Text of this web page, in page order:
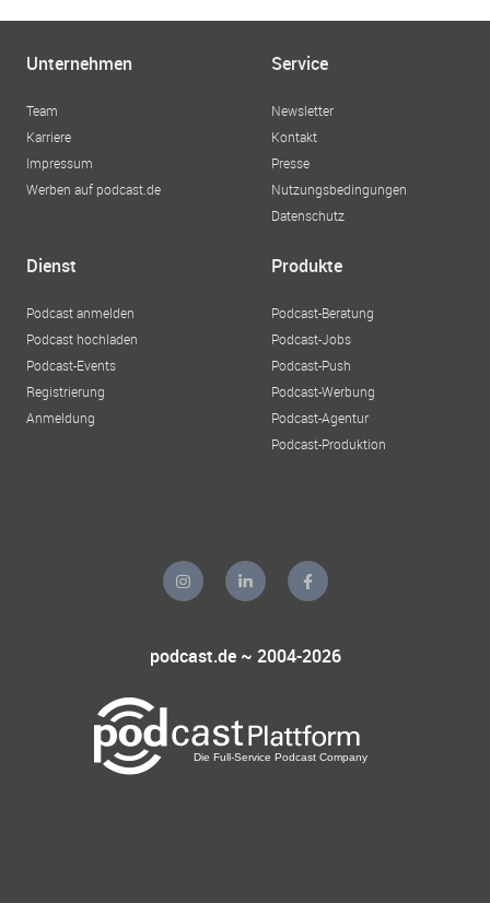
Unternehmen
Team
Karriere
Impressum
Werben auf podcast.de
Service
Newsletter
Kontakt
Presse
Nutzungsbedingungen
Datenschutz
Dienst
Podcast anmelden
Podcast hochladen
Podcast-Events
Registrierung
Anmeldung
Produkte
Podcast-Beratung
Podcast-Jobs
Podcast-Push
Podcast-Werbung
Podcast-Agentur
Podcast-Produktion
podcast.de ~ 2004-2026